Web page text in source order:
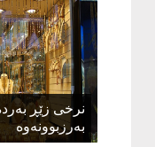
نرخی زێڕ
بەرزبوونەوە